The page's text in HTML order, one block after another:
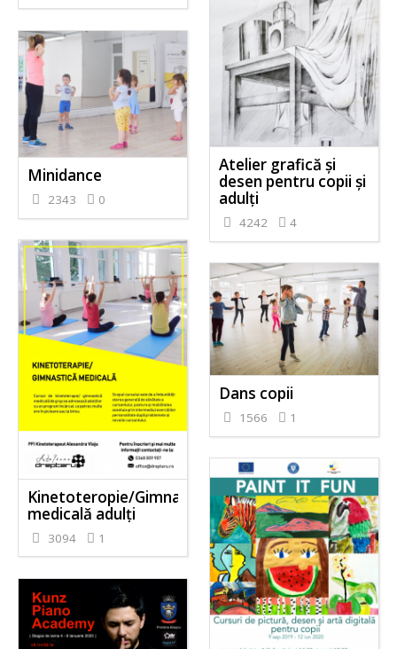
Atelier grafică și
desen pentru copii și
adulți
4242 4
Minidance
2343 0
Kinetoteropie/Gimnastică
medicală adulți
3094 1
Dans copii
1566 1